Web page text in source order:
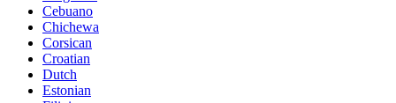
Cebuano
Chichewa
Corsican
Croatian
Dutch
Estonian